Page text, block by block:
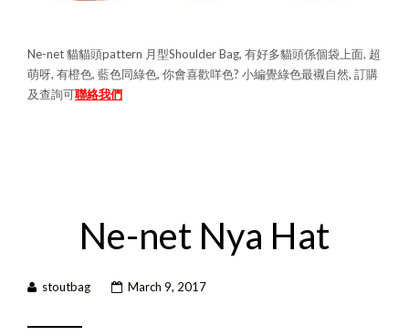
Ne-net 貓貓頭pattern 月型Shoulder Bag, 有好多貓頭係個袋上面, 超
萌呀, 有橙色, 藍色同綠色, 你會喜歡咩色? 小編覺綠色最襯自然, 訂購
及查詢可聯絡我們
Ne-net Nya Hat
stoutbag March 9, 2017